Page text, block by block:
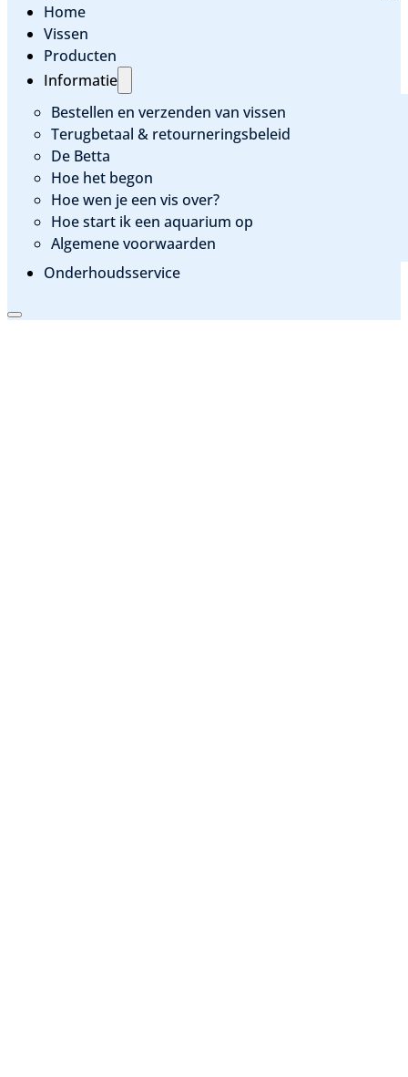
Home
Vissen
Producten
Informatie
Bestellen en verzenden van vissen
Terugbetaal & retourneringsbeleid
De Betta
Hoe het begon
Hoe wen je een vis over?
Hoe start ik een aquarium op
Algemene voorwaarden
Onderhoudsservice